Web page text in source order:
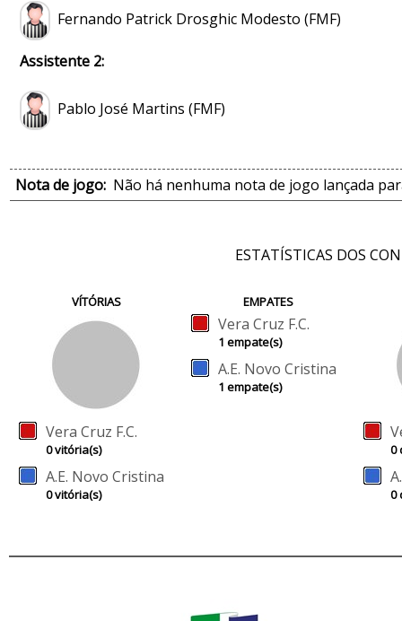
Fernando Patrick Drosghic Modesto (FMF)
Assistente 2:
Pablo José Martins (FMF)
Nota de jogo: Não há nenhuma nota de jogo lançada
ESTATÍSTICAS DOS
VÍTÓRIAS
Vera Cruz F.C.
0 vitória(s)
A.E. Novo Cristina
0 vitória(s)
EMPATES
Vera Cruz F.C.
1 empate(s)
A.E. Novo Cristina
1 empate(s)
0
0